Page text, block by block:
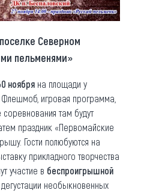
Северном
пельменями»
ноября на площади у
игровая программа,
там будут
праздник «Первомайские
Гости полюбуются на
прикладного творчества
участие в беспроигрышной
дегустации необыкновенных